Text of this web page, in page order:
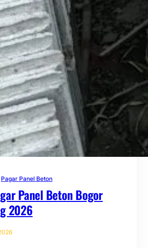
Pagar Panel Beton
Panel Beton Bogor
2026